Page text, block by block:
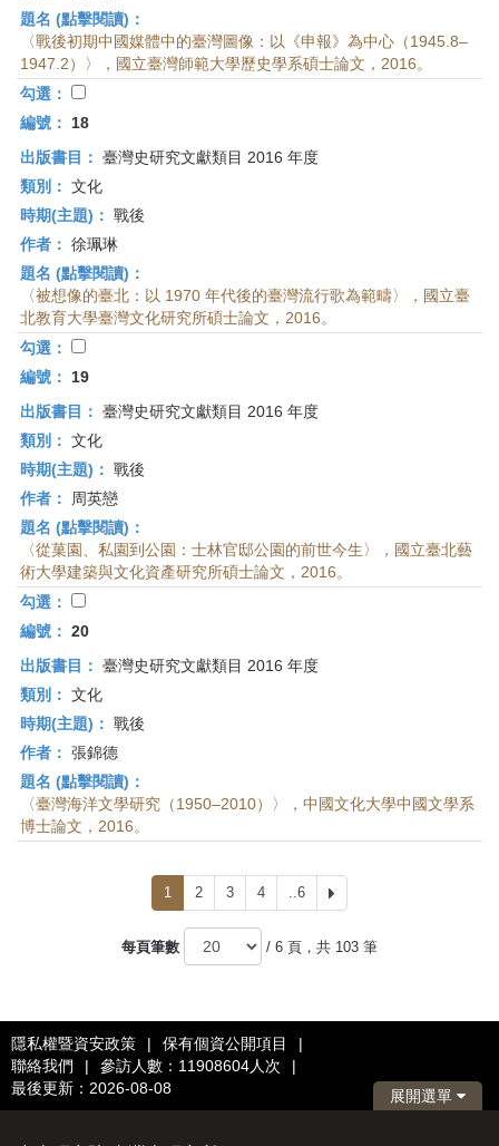
題名 (點擊閱讀)：
〈戰後初期中國媒體中的臺灣圖像：以《申報》為中心（1945.8–
1947.2）〉，國立臺灣師範大學歷史學系碩士論文，2016。
勾選：
編號：
18
出版書目： 臺灣史研究文獻類目 2016 年度
類別： 文化
時期(主題)： 戰後
作者： 徐珮琳
題名 (點擊閱讀)：
〈被想像的臺北：以 1970 年代後的臺灣流行歌為範疇〉，國立臺
北教育大學臺灣文化研究所碩士論文，2016。
勾選：
編號：
19
出版書目： 臺灣史研究文獻類目 2016 年度
類別： 文化
時期(主題)： 戰後
作者：
周英戀
題名 (點擊閱讀)：
〈從菓園、私園到公園：士林官邸公園的前世今生〉，國立臺北藝
術大學建築與文化資產研究所碩士論文，2016。
勾選：
編號： 20
出版書目： 臺灣史研究文獻類目 2016 年度
類別： 文化
時期(主題)： 戰後
作者： 張錦德
題名 (點擊閱讀)：
〈臺灣海洋文學研究（1950–2010）〉，中國文化大學中國文學系
博士論文，2016。
1 2 3 4 ..6
一
每頁筆數
/ 6 頁，共 103 筆
隱私權暨資安政策 | 保有個資公開項目
|
聯絡我們
| 參訪人數：11908604人次
|
最後更新：2026-08-08
展開選單